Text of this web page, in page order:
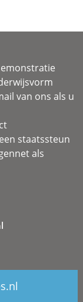
van ons als u
staatssteun
als